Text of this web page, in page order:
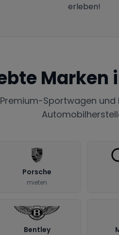
erleben!
Marken
Sportwagen
Porsche
mieten
Bentley